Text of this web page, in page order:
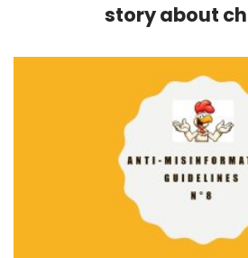
story about